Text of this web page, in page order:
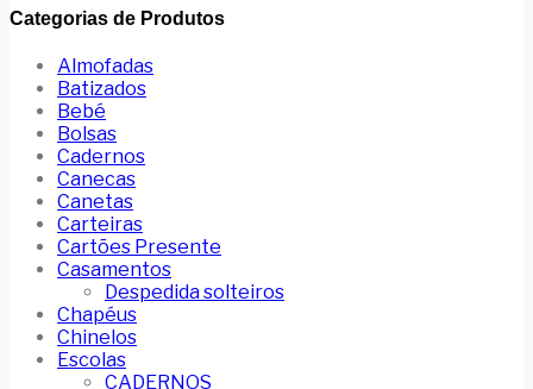
Categorias de Produtos
Almofadas
Batizados
Bebé
Bolsas
Cadernos
Canecas
Canetas
Carteiras
Cartões Presente
Casamentos
Despedida solteiros
Chapéus
Chinelos
Escolas
CADERNOS